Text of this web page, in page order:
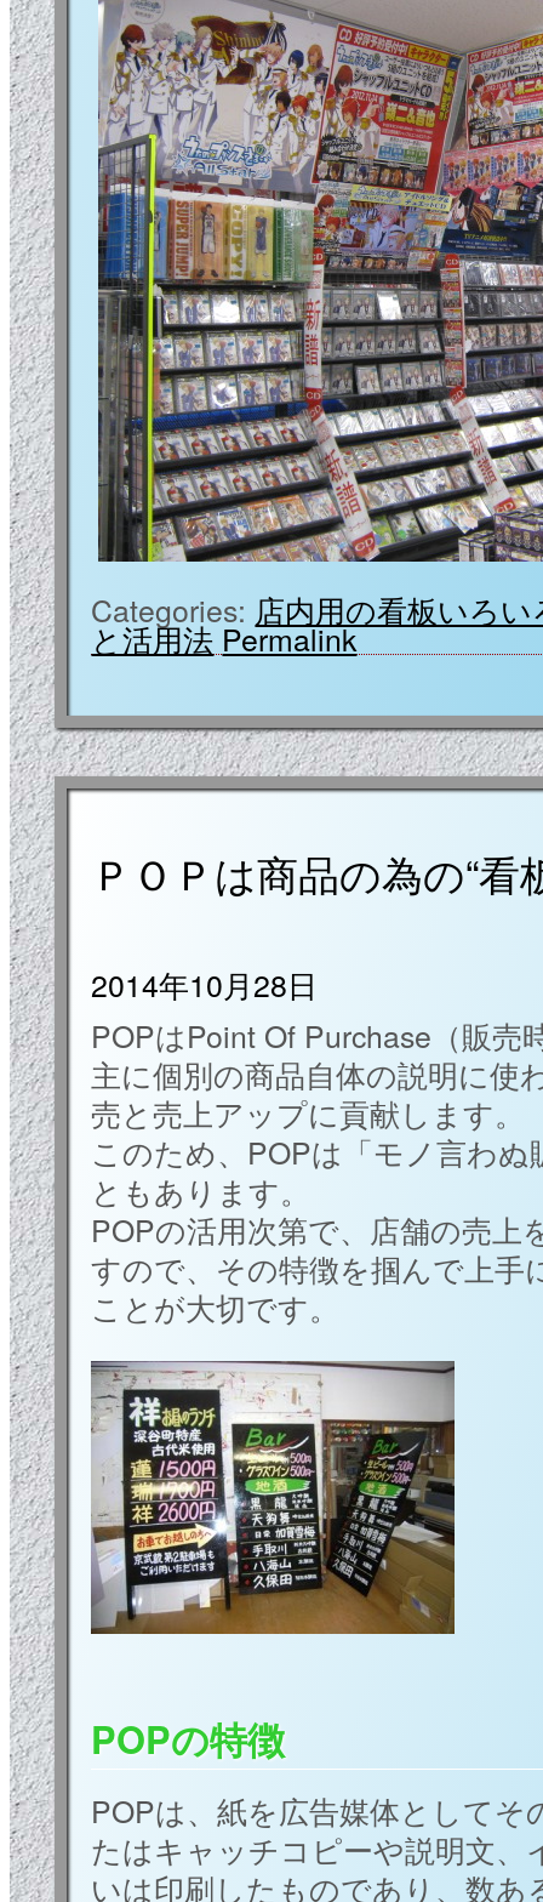
Categories: 店内用の看板いろい
と活用法 Permalink
ＰＯＰは商品の為の“看
2014年10月28日
POPはPoint Of Purchase（販売
主に個別の商品自体の説明に使
売と売上アップに貢献します。
このため、POPは「モノ言わ
ともあります。
POPの活用次第で、店舗の売
すので、その特徴を掴んで上
ことが大切です。
POPの特徴
POPは、紙を広告媒体としてそ
たはキャッチコピーや説明文
いは印刷したものであり、数あ